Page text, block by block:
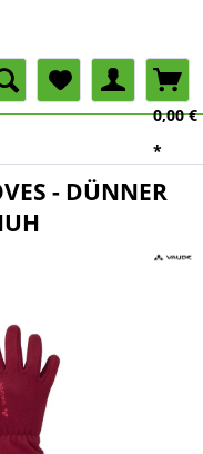
0,00 €
*
- DÜNNER